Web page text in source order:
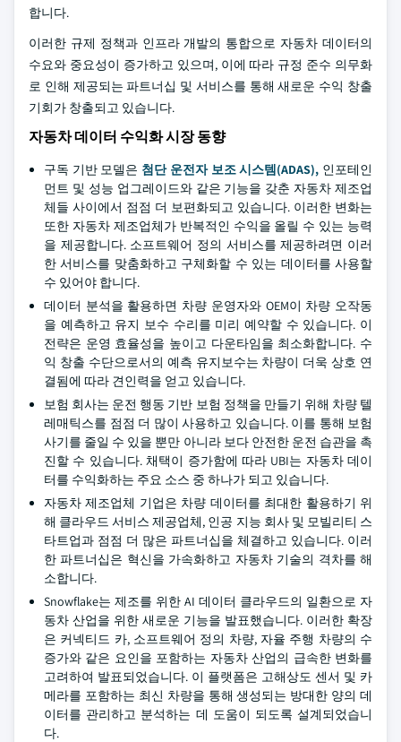
합니다.
이러한 규제 정책과 인프라 개발의 통합으로 자동차 데이터의
수요와 중요성이 증가하고 있으며, 이에 따라 규정 준수 의무화
로 인해 제공되는 파트너십 및 서비스를 통해 새로운 수익 창출
기회가 창출되고 있습니다.
자동차 데이터 수익화 시장 동향
구독 기반 모델은 첨단 운전자 보조 시스템(ADAS), 인포테인
먼트 및 성능 업그레이드와 같은 기능을 갖춘 자동차 제조업
체들 사이에서 점점 더 보편화되고 있습니다. 이러한 변화는
또한 자동차 제조업체가 반복적인 수익을 올릴 수 있는 능력
을 제공합니다. 소프트웨어 정의 서비스를 제공하려면 이러
한 서비스를 맞춤화하고 구체화할 수 있는 데이터를 사용할
수 있어야 합니다.
데이터 분석을 활용하면 차량 운영자와 OEM이 차량 오작동
을 예측하고 유지 보수 수리를 미리 예약할 수 있습니다. 이
전략은 운영 효율성을 높이고 다운타임을 최소화합니다. 수
익 창출 수단으로서의 예측 유지보수는 차량이 더욱 상호 연
결됨에 따라 견인력을 얻고 있습니다.
보험 회사는 운전 행동 기반 보험 정책을 만들기 위해 차량 텔
레매틱스를 점점 더 많이 사용하고 있습니다. 이를 통해 보험
사기를 줄일 수 있을 뿐만 아니라 보다 안전한 운전 습관을 촉
진할 수 있습니다. 채택이 증가함에 따라 UBI는 자동차 데이
터를 수익화하는 주요 소스 중 하나가 되고 있습니다.
자동차 제조업체 기업은 차량 데이터를 최대한 활용하기 위
해 클라우드 서비스 제공업체, 인공 지능 회사 및 모빌리티 스
타트업과 점점 더 많은 파트너십을 체결하고 있습니다. 이러
한 파트너십은 혁신을 가속화하고 자동차 기술의 격차를 해
소합니다.
Snowflake는 제조를 위한 AI 데이터 클라우드의 일환으로 자
동차 산업을 위한 새로운 기능을 발표했습니다. 이러한 확장
은 커넥티드 카, 소프트웨어 정의 차량, 자율 주행 차량의 수
증가와 같은 요인을 포함하는 자동차 산업의 급속한 변화를
고려하여 발표되었습니다. 이 플랫폼은 고해상도 센서 및 카
메라를 포함하는 최신 차량을 통해 생성되는 방대한 양의 데
이터를 관리하고 분석하는 데 도움이 되도록 설계되었습니
다.